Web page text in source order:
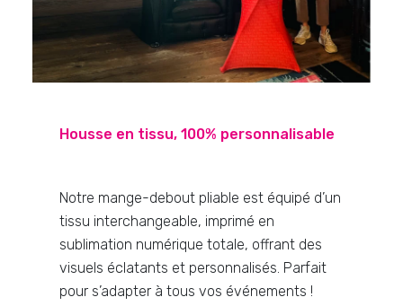
Housse en tissu, 100% personnalisable
Notre mange-debout pliable est équipé d’un
tissu interchangeable, imprimé en
sublimation numérique totale, offrant des
visuels éclatants et personnalisés. Parfait
pour s’adapter à tous vos événements !